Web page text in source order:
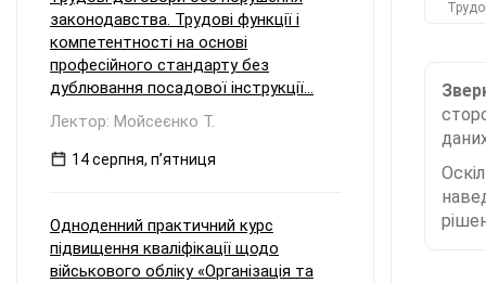
законодавства. Трудові функції і
компетентності на основі
професійного стандарту без
дублювання посадової інструкції...
Лектор: Мойсеєнко Т.
14 серпня, пʼятниця
Одноденний практичний курс
підвищення кваліфікації щодо
військового обліку «Організація та